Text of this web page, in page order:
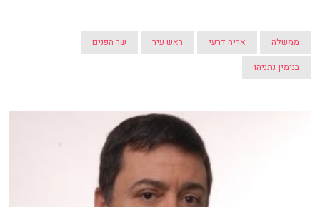
ממשלה אריה דרעי ראש עיר
שר הפנים
בנימין נתניהו